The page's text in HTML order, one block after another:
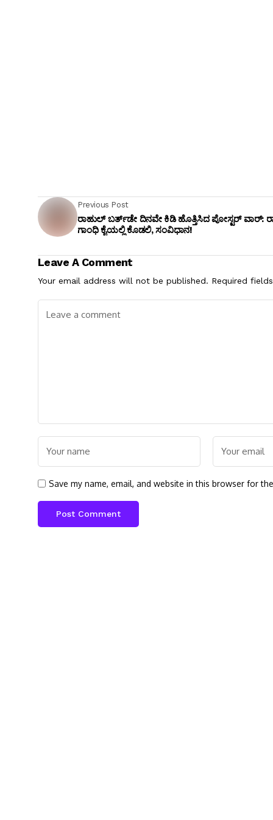
Previous Post
ರಾಹುಲ್ ಬರ್ತ್‌ಡೇ ದಿನವೇ ಕಿಡಿ ಹೊತ್ತಿಸಿದ ಪೋಸ್ಟರ್ ವಾರ್:
ಗಾಂಧಿ ಕೈಯಲ್ಲಿ ಕೊಡಲಿ, ಸಂವಿಧಾನ!
Leave A Comment
Your email address will not be published. Required
Save my name, email, and website in this browser for